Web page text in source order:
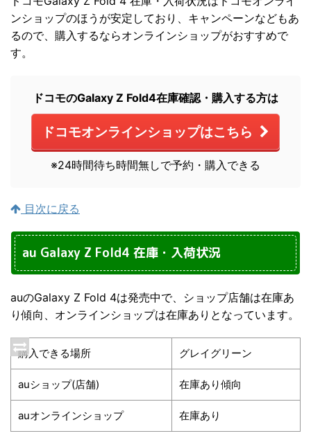
ンショップのほうが安定しており、キャンペーンなどもあ
るので、購入するならオンラインショップがおすすめで
す。
ドコモのGalaxy Z Fold4在庫確認・購入する方は
ドコモオンラインショップはこちら
※24時間待ち時間無しで予約・購入できる
目次に戻る
au Galaxy Z Fold4 在庫・入荷状況
auのGalaxy Z Fold 4は発売中で、ショップ店舗は在庫あ
り傾向、オンラインショップは在庫ありとなっています。
購入できる場所 グレイグリーン
auショップ(店舗) 在庫あり傾向
auオンラインショップ 在庫あり